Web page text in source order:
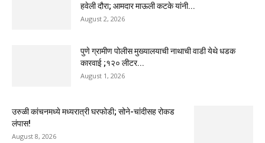
हवेली दौरा; आमदार माऊली कटके यांनी...
August 2, 2026
पुणे ग्रामीण पोलीस मुख्यालयाची नाथाची वाडी येथे धडक
कारवाई ;१२० लीटर...
August 1, 2026
उरुळी कांचनमध्ये मध्यरात्री घरफोडी; सोने-चांदीसह रोकड
लंपास!
August 8, 2026